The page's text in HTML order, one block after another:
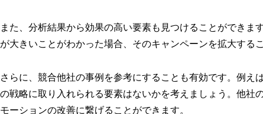
また、分析結果から効果の高い要素も見つけることができ
が大きいことがわかった場合、そのキャンペーンを拡大する
さらに、競合他社の事例を参考にすることも有効です。例
の戦略に取り入れられる要素はないかを考えましょう。他社
モーションの改善に繋げることができます。